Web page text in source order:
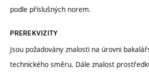
podle příslušných norem.
PREREKVIZITY
Jsou požadovány znalosti na úrovni
technického směru. Dále znalost